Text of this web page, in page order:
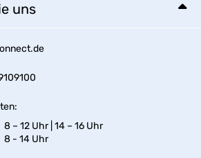
uns
8 – 12 Uhr | 14 – 16 Uhr
8 - 14 Uhr